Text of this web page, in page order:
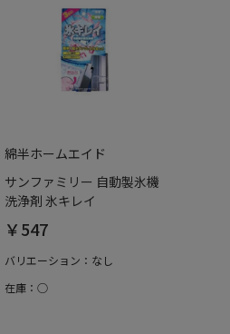
綿半ホームエイド
サンファミリー 自動製氷機
洗浄剤 氷キレイ
￥547
バリエーション：なし
在庫：○